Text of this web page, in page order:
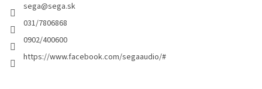
sega@sega.sk
031/7806868
0902/400600
https://www.facebook.com/segaaudio/#